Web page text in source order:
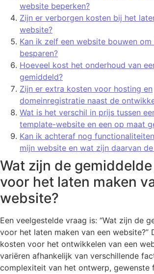
website beperken?
Zijn er verborgen kosten bij het
website?
Kan ik zelf een website bouwen
besparen?
Hoeveel kost het onderhoud van
gemiddeld?
Zijn er extra kosten voor hosting en
domeinregistratie naast de
Wat is het verschil in prijs tussen
template-website en een op maat
Kan ik achteraf nog
mijn website en wat zijn daarvan
Wat zijn de
voor het laten maken
website?
Een veelgestelde vraag is: “Wat zijn de
voor het laten maken van een website?”
kosten voor het ontwikkelen van een
variëren afhankelijk van verschillende
complexiteit van het ontwerp, gewenste